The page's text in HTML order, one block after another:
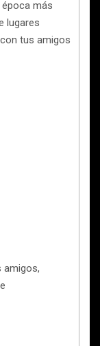
más
lugares
tus amigos
amigos,